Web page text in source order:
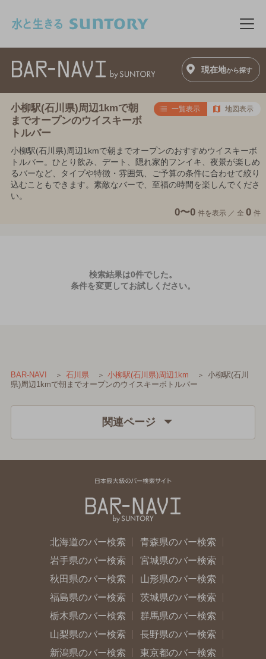
メ
現在地から探す
小柳駅(石川県)周辺1kmで朝
までオープンのウイスキーボ
トルバー
一覧表示 地図表示
小柳駅(石川県)周辺1kmで朝までオープンのおすすめウイスキーボ
トルバー。ひとり飲み、デート、隠れ家的フンイキ、夜景が楽しめ
るバーなど、タイプや特徴・雰囲気、ご予算の条件に合わせて絞り
込むこともできます。素敵なバーで、至福の時間を楽しんでくださ
い。
0〜0 件を表示 ／ 全 0 件
検索結果は0件でした。
条件を変更してお試しください。
BAR-NAVI 石川県 小柳駅(石川県)周辺1km
小柳駅(石川
県)周辺1kmで朝までオープンのウイスキーボトルバー
関連ページ
北海道のバー検索
青森県のバー検索
岩手県のバー検索
宮城県のバー検索
秋田県のバー検索
山形県のバー検索
福島県のバー検索
茨城県のバー検索
栃木県のバー検索
群馬県のバー検索
山梨県のバー検索
長野県のバー検索
新潟県のバー検索
東京都のバー検索